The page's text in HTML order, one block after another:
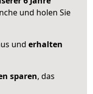
und holen Sie
und erhalten
sparen, das